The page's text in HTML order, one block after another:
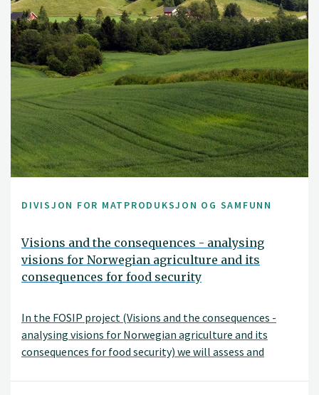
DIVISJON FOR MATPRODUKSJON OG SAMFUNN
Visions and the consequences - analysing
visions for Norwegian agriculture and its
consequences for food security
In the FOSIP project (Visions and the consequences -
analysing visions for Norwegian agriculture and its
consequences for food security) we will assess and
limitations for the goal of increased agri-food self-